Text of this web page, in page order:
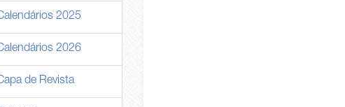
2025
2026
de Revista